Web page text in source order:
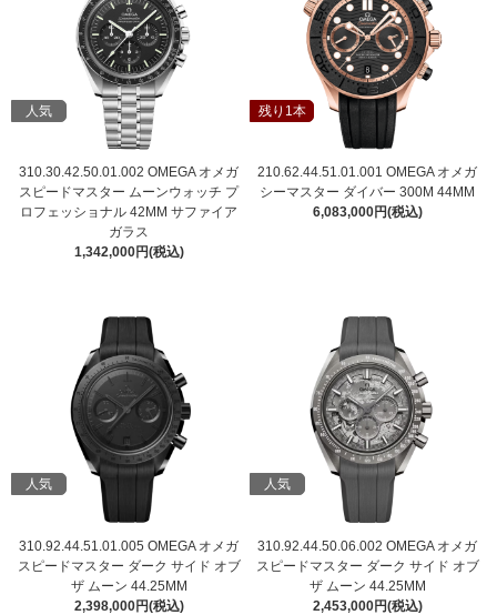
人気
310.30.42.50.01.002 OMEGA オメガ
スピードマスター ムーンウォッチ プ
ロフェッショナル 42MM サファイア
ガラス
1,342,000円(税込)
残り1本
210.62.44.51.01.001 OMEGA オメガ
シーマスター ダイバー 300M 44MM
6,083,000円(税込)
人気
310.92.44.51.01.005 OMEGA オメガ
スピードマスター ダーク サイド オブ
ザ ムーン 44.25MM
2,398,000円(税込)
人気
310.92.44.50.06.002 OMEGA オメガ
スピードマスター ダーク サイド オブ
ザ ムーン 44.25MM
2,453,000円(税込)